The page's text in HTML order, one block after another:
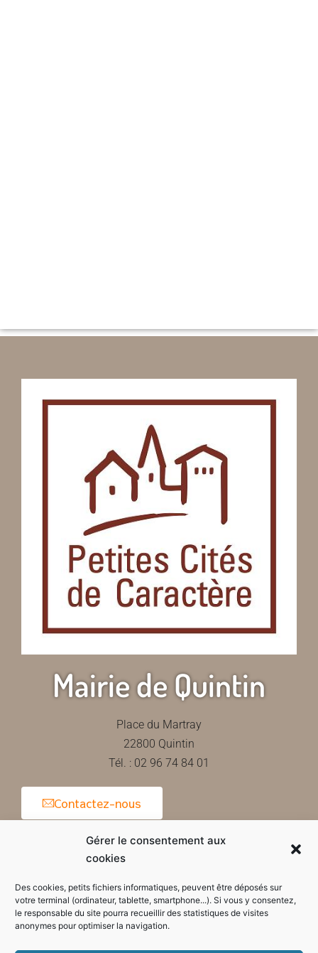
Gérer le consentement aux
cookies
Des cookies, petits fichiers informatiques, peuvent être déposés sur
votre terminal (ordinateur, tablette, smartphone...). Si vous y consentez,
le responsable du site pourra recueillir des statistiques de visites
anonymes pour optimiser la navigation.
Mairie de Quintin
Place du Martray
22800 Quintin
Tél. : 02 96 74 84 01
Contactez-nous
Horaires d'ouverture de la mairie